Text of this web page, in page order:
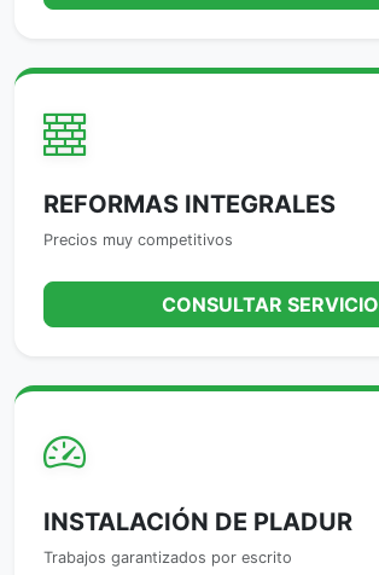
REFORMAS INTEGRALES
Precios muy competitivos
CONSULTAR SERVICIO
INSTALACIÓN DE PLADUR
Trabajos garantizados por escrito